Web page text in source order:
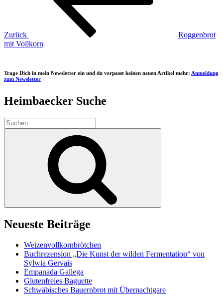
Zurück
Roggenbrot
mit Vollkorn
Trage Dich in mein Newsletter ein und du verpasst keinen neuen Artikel mehr: Anmeldung
zum Newsletter
Heimbaecker Suche
Suchen
nach:
Neueste Beiträge
Weizenvollkornbrötchen
Buchrezension „Die Kunst der wilden Fermentation“ von
Sylwia Gervais
Empanada Gallega
Glutenfreies Baguette
Schwäbisches Bauernbrot mit Übernachtgare